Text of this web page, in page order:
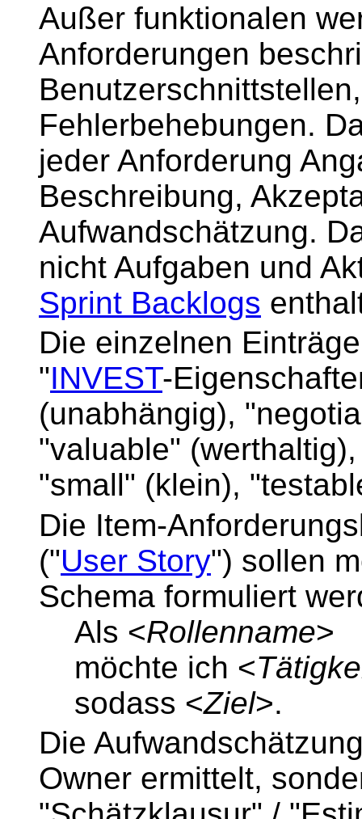
Außer funktionalen
Anforderungen
Fehlerbehebungen.
jeder Anforderung
Beschreibung,
Aufwandschätzung.
nicht Aufgaben und
Sprint Backlogs
Die einzelnen
"INVEST-
(unabhängig),
"valuable"
"small" (klein),
Die Item-
("User Story") sollen
Schema formuliert
Als <Rollenname>
möchte ich <
sodass <Ziel>.
Die
Owner ermittelt,